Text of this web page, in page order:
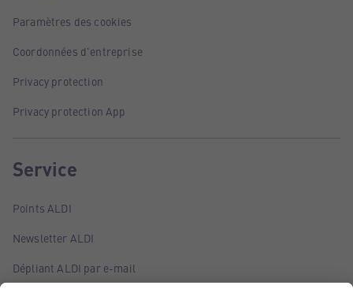
Paramètres des cookies
Coordonnées d'entreprise
Privacy protection
Privacy protection App
Service
Points ALDI
Newsletter ALDI
Dépliant ALDI par e-mail